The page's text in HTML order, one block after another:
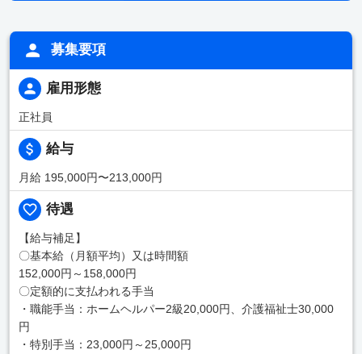
募集要項
雇用形態
正社員
給与
月給 195,000円〜213,000円
待遇
【給与補足】
〇基本給（月額平均）又は時間額
152,000円～158,000円
〇定額的に支払われる手当
・職能手当：ホームヘルパー2級20,000円、介護福祉士30,000
円
・特別手当：23,000円～25,000円